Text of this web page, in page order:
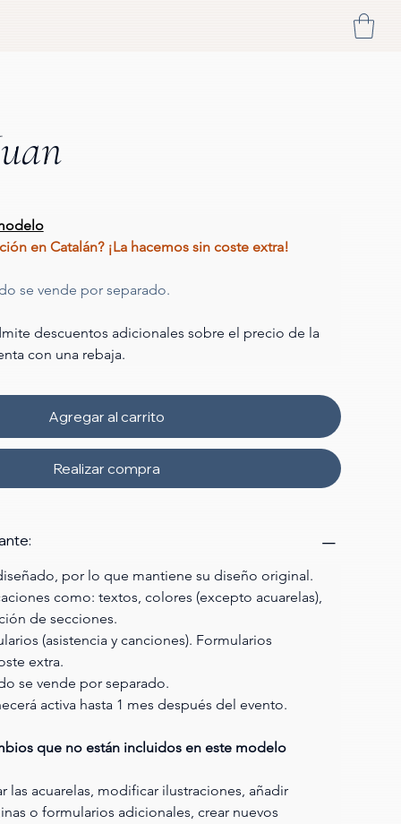
en Catalán? ¡La hacemos sin coste extra!
se vende por separado.
descuentos adicionales sobre el precio de la
con una rebaja.
Agregar al carrito
Realizar compra
por lo que mantiene su diseño original.
como: textos, colores (excepto acuarelas),
de secciones.
(asistencia y canciones). Formularios
extra.
se vende por separado.
activa hasta 1 mes después del evento.
que no están incluidos en este modelo
las acuarelas, modificar ilustraciones, añadir
o formularios adicionales, crear nuevos